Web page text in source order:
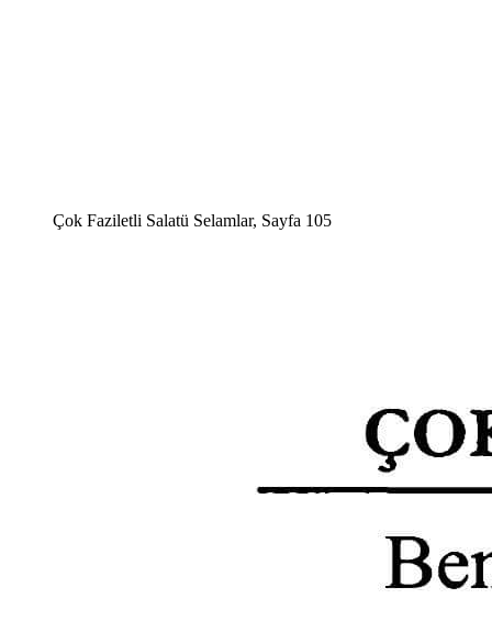
Çok Faziletli Salatü Selamlar, Sayfa 105